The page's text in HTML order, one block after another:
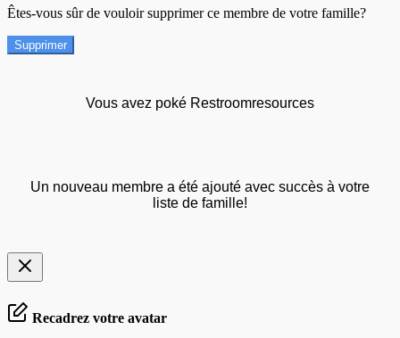
Êtes-vous sûr de vouloir supprimer ce membre de votre famille?
Supprimer
Vous avez poké Restroomresources
Un nouveau membre a été ajouté avec succès à votre
liste de famille!
Recadrez votre avatar